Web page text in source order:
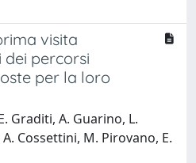
visita
percorsi
per la loro
Graditi, A. Guarino, L.
Cossettini, M. Pirovano, E.